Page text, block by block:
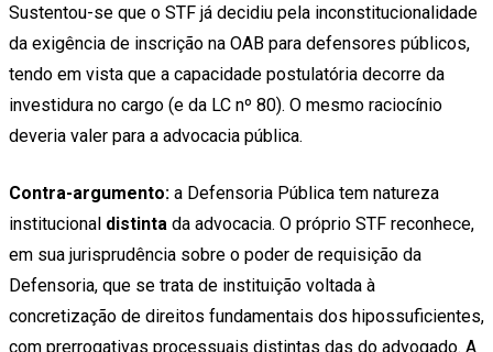
Sustentou-se que o STF já decidiu pela inconstitucionalidade
da exigência de inscrição na OAB para defensores públicos,
tendo em vista que a capacidade postulatória decorre da
investidura no cargo (e da LC nº 80). O mesmo raciocínio
deveria valer para a advocacia pública.
Contra-argumento: a Defensoria Pública tem natureza
institucional distinta da advocacia. O próprio STF reconhece,
em sua jurisprudência sobre o poder de requisição da
Defensoria, que se trata de instituição voltada à
concretização de direitos fundamentais dos hipossuficientes,
com prerrogativas processuais distintas das do advogado. A